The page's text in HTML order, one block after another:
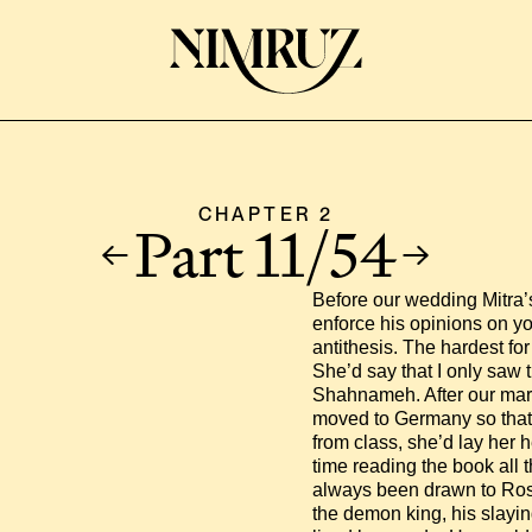
CHAPTER 2
Part 11/54
Before our wedding
enforce his opinions on
antithesis. The hardest
She’d say that I only
Shahnameh. After our
moved to Germany so
from class, she’d lay her
time reading the book all
always been drawn to
the demon king, his